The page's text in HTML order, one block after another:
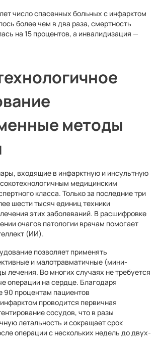
число спасенных больных с инфарктом
более чем в два раза, смертность
на 15 процентов, а инвалидизация —
методы
входящие в инфарктную и инсультную
медицинским
класса. Только за последние три
шести тысяч единиц техники
этих заболеваний. В расшифровке
очагов патологии врачам помогает
(ИИ).
позволяет применять
и малотравматичные (мини-
лечения. Во многих случаях не требуется
операции на сердце. Благодаря
90 процентам пациентов
проводится первичная
сосудов, что в разы
летальность и сокращает срок
операции с нескольких недель до двух-